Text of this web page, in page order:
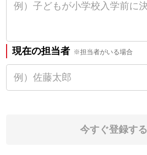
現在の担当者 ※担当者がいる場合
今すぐ登録する